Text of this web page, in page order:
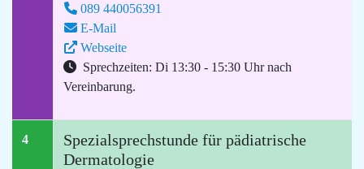
089 440056391
E-Mail
Webseite
Sprechzeiten: Di 13:30 - 15:30 Uhr nach
Vereinbarung.
4
Spezialsprechstunde für pädiatrische
Dermatologie